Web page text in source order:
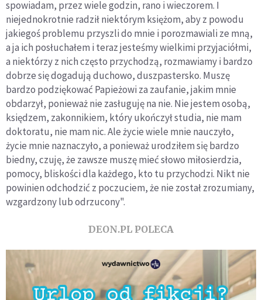
spowiadam, przez wiele godzin, rano i wieczorem. I
niejednokrotnie radził niektórym księżom, aby z powodu
jakiegoś problemu przyszli do mnie i porozmawiali ze mną,
a ja ich posłuchałem i teraz jesteśmy wielkimi przyjaciółmi,
a niektórzy z nich często przychodzą, rozmawiamy i bardzo
dobrze się dogadują duchowo, duszpastersko. Muszę
bardzo podziękować Papieżowi za zaufanie, jakim mnie
obdarzył, ponieważ nie zasługuję na nie. Nie jestem osobą,
księdzem, zakonnikiem, który ukończył studia, nie mam
doktoratu, nie mam nic. Ale życie wiele mnie nauczyło,
życie mnie naznaczyło, a ponieważ urodziłem się bardzo
biedny, czuję, że zawsze muszę mieć słowo miłosierdzia,
pomocy, bliskości dla każdego, kto tu przychodzi. Nikt nie
powinien odchodzić z poczuciem, że nie został zrozumiany,
wzgardzony lub odrzucony".
DEON.PL POLECA